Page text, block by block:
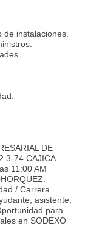
instalaciones.
DE
3-74 CAJICA
11:00 AM
-
/ Carrera
asistente,
para
en SODEXO